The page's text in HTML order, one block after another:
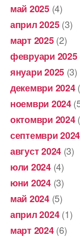
май 2025(4)
април 2025(3)
март 2025(2)
февруари 2025
януари 2025 (3)
декември 2024
ноември 2024
октомври 2024
септември 2024
август 2024 (3)
юли 2024(4)
юни 2024(3)
май 2024(5)
април 2024(1)
март 2024(6)